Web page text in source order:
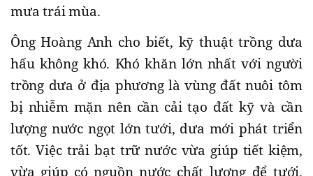
mưa trái mùa.
Ông Hoàng Anh cho biết, kỹ thuật trồng dưa
hấu không khó. Khó khăn lớn nhất với người
trồng dưa ở địa phương là vùng đất nuôi tôm
bị nhiễm mặn nên cần cải tạo đất kỹ và cần
lượng nước ngọt lớn tưới, dưa mới phát triển
tốt. Việc trải bạt trữ nước vừa giúp tiết kiệm,
vừa giúp có nguồn nước chất lượng để tưới.